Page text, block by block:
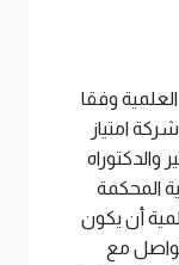
وفقا
امتياز
والدكتوراه
المحكمة
أن يكون
مع